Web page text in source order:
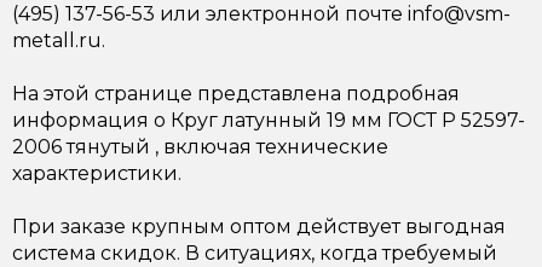
(495) 137-56-53 или электронной почте info@vsm-
metall.ru.
На этой странице представлена подробная
информация о Круг латунный 19 мм ГОСТ Р 52597-
2006 тянутый , включая технические
характеристики.
При заказе крупным оптом действует выгодная
система скидок. В ситуациях, когда требуемый